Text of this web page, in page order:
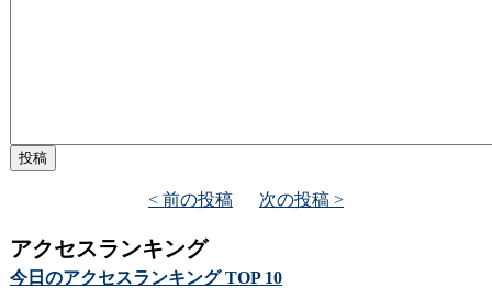
< 前の投稿 次の投稿 >
アクセスランキング
今日のアクセスランキング TOP 10